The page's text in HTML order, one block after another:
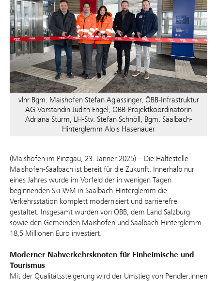
vlnr Bgm. Maishofen Stefan Aglassinger, ÖBB-Infrastruktur
AG Vorständin Judith Engel, ÖBB-Projektkoordinatorin
Adriana Sturm, LH-Stv. Stefan Schnöll, Bgm. Saalbach-
Hinterglemm Alois Hasenauer
(Maishofen im Pinzgau, 23. Jänner 2025) – Die Haltestelle
Maishofen-Saalbach ist bereit für die Zukunft. Innerhalb nur
eines Jahres wurde im Vorfeld der in wenigen Tagen
beginnenden Ski-WM in Saalbach-Hinterglemm die
Verkehrsstation komplett modernisiert und barrierefrei
gestaltet. Insgesamt wurden von ÖBB, dem Land Salzburg
sowie den Gemeinden Maishofen und Saalbach-Hinterglemm
18,5 Millionen Euro investiert.
Moderner Nahverkehrsknoten für Einheimische und
Tourismus
Mit der Qualitätssteigerung wird der Umstieg von Pendler:innen